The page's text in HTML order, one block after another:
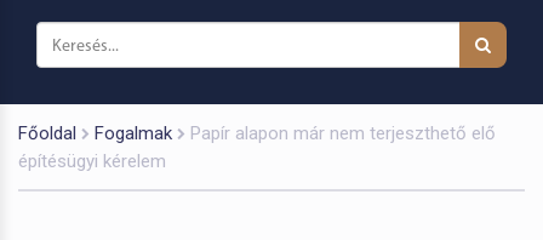
Főoldal Fogalmak
Papír alapon már nem terjeszthető elő
építésügyi kérelem